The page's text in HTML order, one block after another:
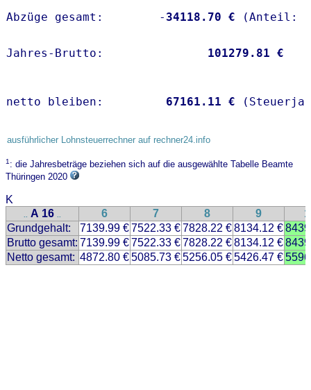
Abzüge gesamt:        - 34118.70 €
Jahres-Brutto: 101279.81 €
netto bleiben: 67161.11 €
ausführlicher Lohnsteuerrechner auf rechner24.info
1: die Jahresbeträge beziehen sich auf die ausgewählte Tabelle Beamte
Thüringen 2020
K
.. A 16 .. 6 7 8 9
Grundgehalt:
7139.99 €7522.33 €7828.22 €8134.12 €
Brutto gesamt: 7139.99 €7522.33 €7828.22 €8134.12 €
Netto gesamt: 4872.80 €5085.73 €5256.05 €5426.47 €